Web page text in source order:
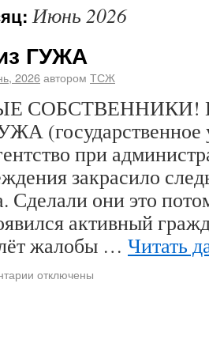
Июнь 2026
ГУЖА
2026автором ТСЖ
СОБСТВЕННИКИ! На
(государственное
при
закрасило
Сделали они это
активный
жалобы … Читать
отключены